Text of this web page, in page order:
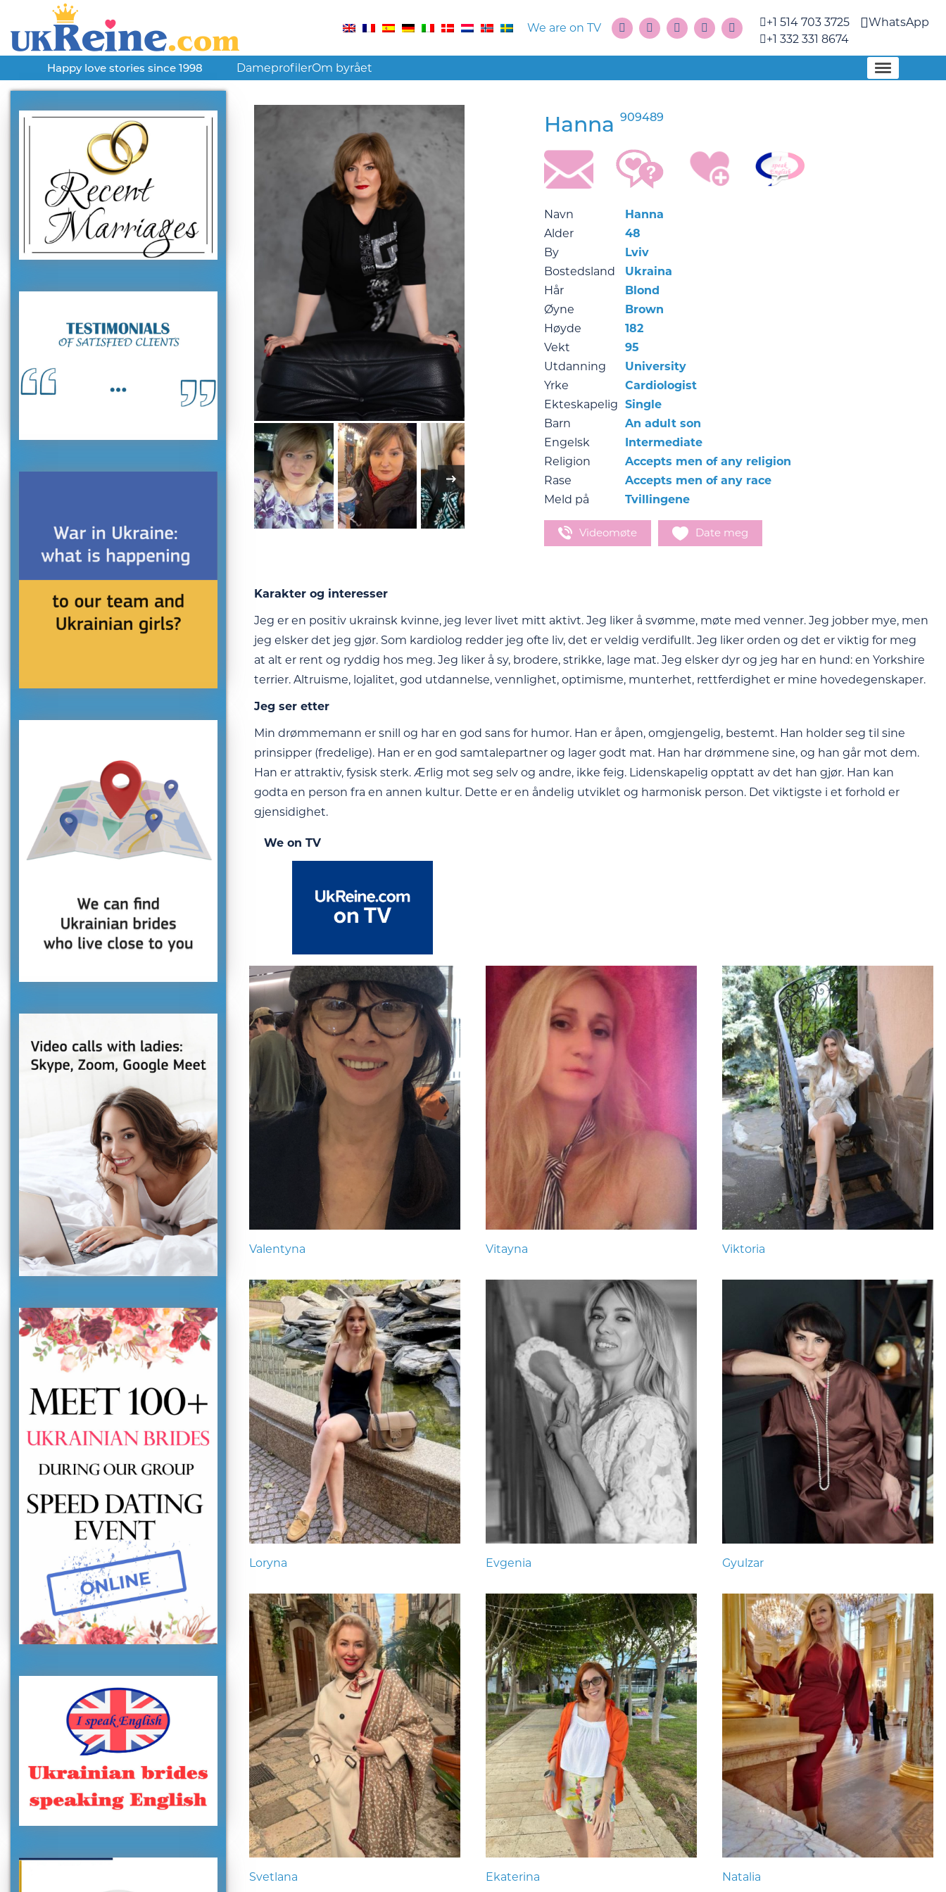
We are on TV
+1 514 703 3725
+1 332 331 8674
WhatsApp
Happy love stories since 1998 DameprofilerOm byrået
Hanna 909489
Navn
Hanna
Alder
48
By
Lviv
Bostedsland
Ukraina
Hår
Blond
Øyne
Brown
Høyde
182
Vekt
95
Utdanning
University
Yrke
Cardiologist
Ekteskapelig Single
Barn
An adult son
Engelsk
Intermediate
Religion
Accepts men of any religion
Rase
Accepts men of any race
Meld på
Tvillingene
Videomøte Date meg
Karakter og interesser
Jeg er en positiv ukrainsk kvinne, jeg lever livet mitt aktivt. Jeg liker å svømme, møte med venner. Jeg jobber mye, men
jeg elsker det jeg gjør. Som kardiolog redder jeg ofte liv, det er veldig verdifullt. Jeg liker orden og det er viktig for meg
at alt er rent og ryddig hos meg. Jeg liker å sy, brodere, strikke, lage mat. Jeg elsker dyr og jeg har en hund: en Yorkshire
terrier. Altruisme, lojalitet, god utdannelse, vennlighet, optimisme, munterhet, rettferdighet er mine hovedegenskaper.
Jeg ser etter
Min drømmemann er snill og har en god sans for humor. Han er åpen, omgjengelig, bestemt. Han holder seg til sine
prinsipper (fredelige). Han er en god samtalepartner og lager godt mat. Han har drømmene sine, og han går mot dem.
Han er attraktiv, fysisk sterk. Ærlig mot seg selv og andre, ikke feig. Lidenskapelig opptatt av det han gjør. Han kan
godta en person fra en annen kultur. Dette er en åndelig utviklet og harmonisk person. Det viktigste i et forhold er
gjensidighet.
We on TV
Valentyna Vitayna Viktoria
Loryna Evgenia Gyulzar
Svetlana Ekaterina Natalia